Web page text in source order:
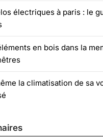
électriques à paris : le
en bois dans la
la climatisation de sa